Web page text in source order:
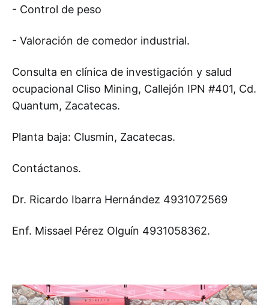
- Control de peso
- Valoración de comedor industrial.
Consulta en clínica de investigación y salud
ocupacional Cliso Mining, Callejón IPN #401, Cd.
Quantum, Zacatecas.
Planta baja: Clusmin, Zacatecas.
Contáctanos.
Dr. Ricardo Ibarra Hernández 4931072569
Enf. Missael Pérez Olguín 4931058362.